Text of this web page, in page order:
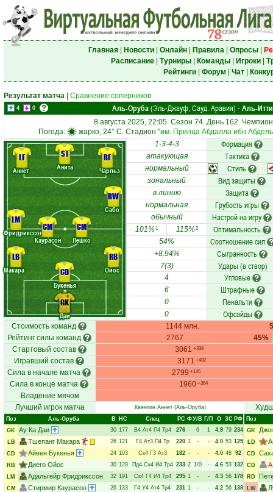
Главная| Новости| Онлайн| Правила| Опросы|
Расписание| Турниры| Команды| Игроки|
Рейтинги| Форум Чат|
Результат матча Сравнение соперников
4 0 Аль-Оруба(Эль-Джауф, Сауд. Аравия) - Аль-
8 августа 2025, 22:05. Сезон 74. День 162.
Погода:
жарко, 24° C. Стадион "им. Принца Абдалла ибн
Даи
Макара
Букенья
Ойос
Фридрикссон
Каурасон
Лешко
Сабо
Аннет Анита Чарльз
GK
LB
CD
RB
LM
CM CM
RW
LF ST RF
1-3-4-3 Формация
атакующая Тактика
нормальный Стиль
зональный Вид защиты
в линию Защита
нормальная Грубость игры
обычный Настрой на игру
101%1 115%2 Оптимальность
54% Соотношение сил
+8.94% Сыгранность
7(3) Удары (в створ)
4 Угловые
6 Штрафные
0 Пенальти
0 Офсайды
Стоимость команд 1144 млн.
Рейтинг силы команд
2767
45%
Стартовый состав
3061 +339
Игравший состав 3171 +482
Сила в начале матча 2799 +145
Сила в конце матча 1960 +364
Владение мячом
Лучший игрок матча
Квентин Аннет(Аль-Оруба)
Поз Аль-Оруба В НC Спец РC ФУ/В Г/П О ЗС РФ
GK Ау Ка Даи 30 177 В4 Ат4 П4 Тр4 276 - 6 1 4.8 79 234
LB
Тшепанг Макара 26 121 Г4 Ат3 П4 Тр 220 1 - - 4.0 53 125
CD
Айвен Букенья 24 103 Ск4 Г3 Ат3 182 - - - 4.0 48 92
RB
Диего Ойос 30 128 Пд4 Ск4 И4 Тр4 233 2 1/0 - 4.6 53 132
LM
Адальгейр Фридрикссон 32 191 Ск4 Г4 И4 Тр4 295 1 - - 4.3 56 178
CM
Стирмир Каурасон 26 133 Г4 У4 Ат4 Тр4 231 1 - - 4.2 56 138
Поз
GK
LD
CD
CD
RD
LW